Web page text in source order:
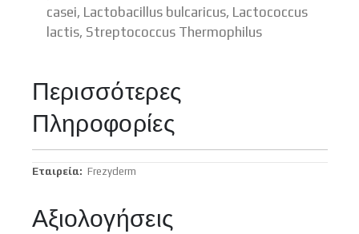
casei, Lactobacillus bulcaricus, Lactococcus
lactis, Streptococcus Thermophilus
Περισσότερες
Πληροφορίες
ΠερισσότερεςFrezyderm
Αξιολογήσεις